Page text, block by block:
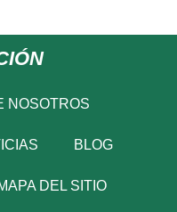
NOSOTROS
BLOG
DEL SITIO